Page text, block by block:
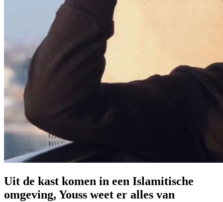
Uit de kast komen in een Islamitische
omgeving, Youss weet er alles van